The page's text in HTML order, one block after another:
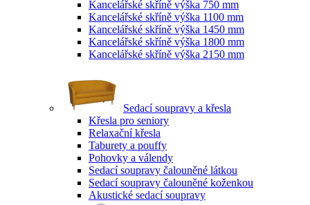
Kancelářské skříně výška 750 mm
Kancelářské skříně výška 1100 mm
Kancelářské skříně výška 1450 mm
Kancelářské skříně výška 1800 mm
Kancelářské skříně výška 2150 mm
Sedací soupravy a křesla
Křesla pro seniory
Relaxační křesla
Taburety a pouffy
Pohovky a válendy
Sedací soupravy čalouněné látkou
Sedací soupravy čalouněné koženkou
Akustické sedací soupravy